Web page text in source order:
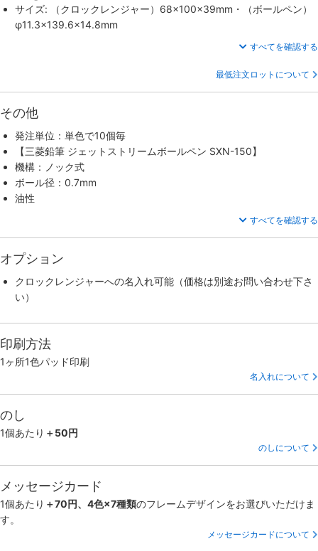
サイズ: （クロックレンジャー）68×100×39mm・（ボールペン）
φ11.3×139.6×14.8mm
すべてを確認する
最低注文ロットについて
その他
発注単位：単色で10個毎
【三菱鉛筆 ジェットストリームボールペン SXN-150】
機構：ノック式
ボール径：0.7mm
油性
すべてを確認する
オプション
クロックレンジャーへの名入れ可能（価格は別途お問い合わせ下さ
い）
印刷方法
1ヶ所1色パッド印刷
名入れについて
のし
1個あたり ＋50円
のしについて
メッセージカード
1個あたり ＋70円、4色×7種類のフレームデザインをお選びいただけま
す。
メッセージカードについて